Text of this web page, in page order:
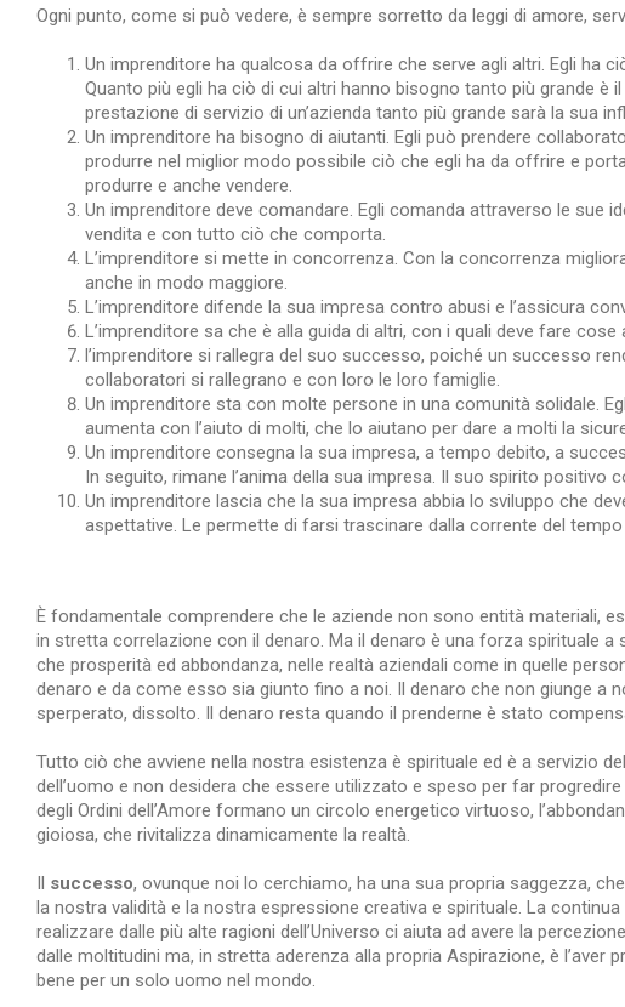
Ogni punto, come si può vedere, è sempre sorretto da leggi di amore,
Un imprenditore ha qualcosa da offrire che serve agli altri. Egli ha
Quanto più egli ha ciò di cui altri hanno bisogno tanto più grande
prestazione di servizio di un’azienda tanto più grande sarà la sua
Un imprenditore ha bisogno di aiutanti. Egli può prendere
produrre nel miglior modo possibile ciò che egli ha da offrire e
produrre e anche vendere.
Un imprenditore deve comandare. Egli comanda attraverso le sue
vendita e con tutto ciò che comporta.
L’imprenditore si mette in concorrenza. Con la concorrenza
anche in modo maggiore.
L’imprenditore difende la sua impresa contro abusi e l’assicura
L’imprenditore sa che è alla guida di altri, con i quali deve fare
l’imprenditore si rallegra del suo successo, poiché un successo
collaboratori si rallegrano e con loro le loro famiglie.
Un imprenditore sta con molte persone in una comunità solidale.
aumenta con l’aiuto di molti, che lo aiutano per dare a molti la
Un imprenditore consegna la sua impresa, a tempo debito, a
In seguito, rimane l’anima della sua impresa. Il suo spirito positivo
Un imprenditore lascia che la sua impresa abbia lo sviluppo che
aspettative. Le permette di farsi trascinare dalla corrente del
È fondamentale comprendere che le aziende non sono entità materiali,
in stretta correlazione con il denaro. Ma il denaro è una forza spirituale
che prosperità ed abbondanza, nelle realtà aziendali come in quelle
denaro e da come esso sia giunto fino a noi. Il denaro che non giunge a
sperperato, dissolto. Il denaro resta quando il prenderne è stato
Tutto ciò che avviene nella nostra esistenza è spirituale ed è a servizio
dell’uomo e non desidera che essere utilizzato e speso per far
degli Ordini dell’Amore formano un circolo energetico virtuoso,
gioiosa, che rivitalizza dinamicamente la realtà.
Il successo, ovunque noi lo cerchiamo, ha una sua propria saggezza,
la nostra validità e la nostra espressione creativa e spirituale. La
realizzare dalle più alte ragioni dell’Universo ci aiuta ad avere la
dalle moltitudini ma, in stretta aderenza alla propria Aspirazione, è
bene per un solo uomo nel mondo.